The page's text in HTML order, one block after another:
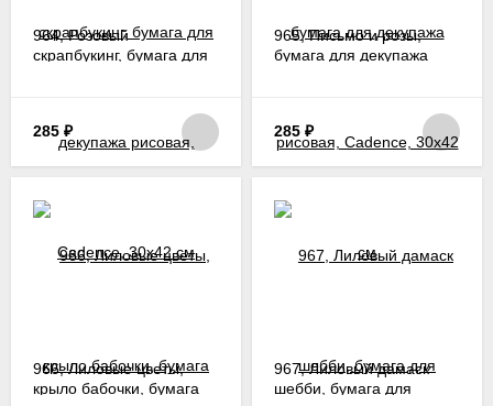
964, Розовый
скрапбукинг, бумага для
285 ₽
965, Письмо и розы,
бумага для декупажа
285 ₽
966, Лиловые цветы,
крыло бабочки, бумага
967, Лиловый дамаск
шебби, бумага для